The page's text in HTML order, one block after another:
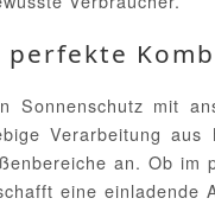
perfekte
Sonnenschutz mit
Verarbeitung
an. Ob
eine